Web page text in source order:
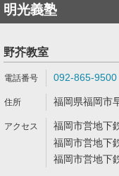
明光義塾
野芥教室
092-865-9500
福岡県福岡市
福岡市営地下
福岡市営地下
福岡市営地下